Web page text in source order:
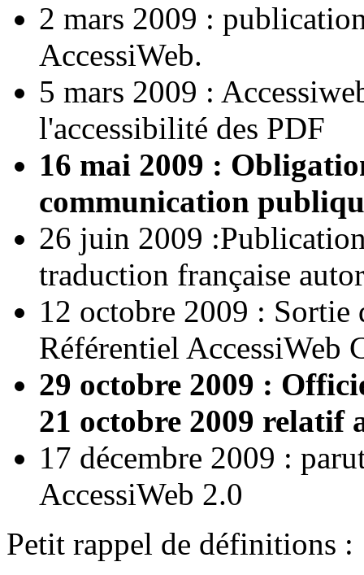
2 mars 2009 :
AccessiWeb.
5 mars 2009 :
l'accessibilité des PDF
16 mai 2009 :
communication
26 juin 2009
traduction française
12 octobre 2009 :
Référentiel AccessiWeb
29 octobre 2009 :
21 octobre 2009 relatif
17 décembre 2009 :
AccessiWeb 2.0
Petit rappel de définitions :